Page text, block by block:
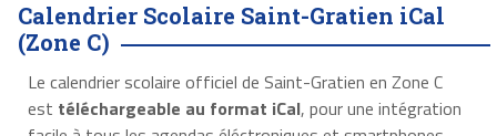
Calendrier Scolaire Saint-Gratien iCal
(Zone C)
Le calendrier scolaire officiel de Saint-Gratien en Zone C
est téléchargeable au format iCal, pour une intégration